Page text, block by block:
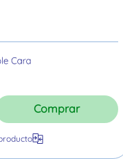
Comprar